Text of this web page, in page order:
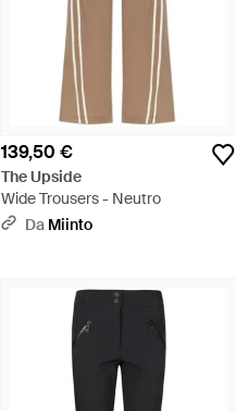
139,50 €
The Upside
Wide Trousers - Neutro
Da Miinto